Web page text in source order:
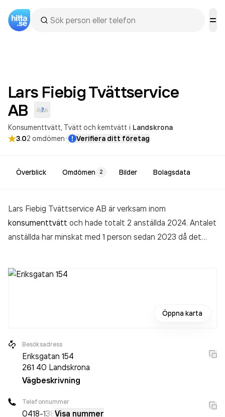
Lars Fiebig Tvättservice
AB
Konsumenttvätt Tvätt och kemtvätt i Landskrona
3.02 omdömen· Verifiera ditt företag
Överblick Omdömen 2 Bilder Bolagsdata
Lars Fiebig Tvättservice AB är verksam inom
konsumenttvätt och hade totalt 2 anställda 2024. Antalet
anställda har minskat med 1 person sedan 2023 då det
omsatte 1 914 000,00 kr
Öppna karta
Besöksadress
Eriksgatan 154
261 40 Landskrona
Vägbeskrivning
Telefonnummer
0418-138Visa nummer